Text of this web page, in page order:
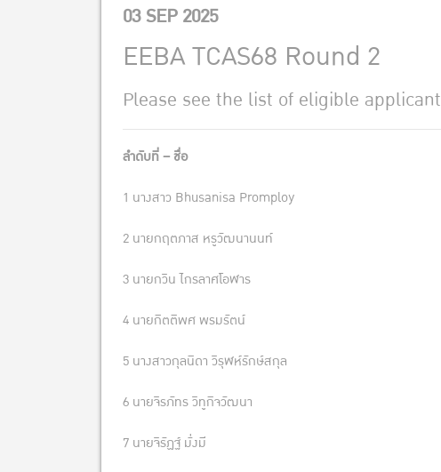
03 SEP 2025
EEBA TCAS68 Round 2
Please see the list of eligible
ลำดับที่ – ชื่อ
1 นางสาว Bhusanisa Promploy
2 นายกฤตภาส หรูวัฒนานนท์
3 นายกวิน ไกรลาศโอฬาร
4 นายกิตติพศ พรมรัตน์
5 นางสาวกุลนิดา วิรุฬห์รักษ์สกุล
6 นายจิรภัทร วิทูกิจวัฒนา
7 นายจิรัฏฐ์ มั่งมี